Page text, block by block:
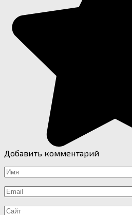
Добавить комментарий
Имя
*
Email
*
Сайт